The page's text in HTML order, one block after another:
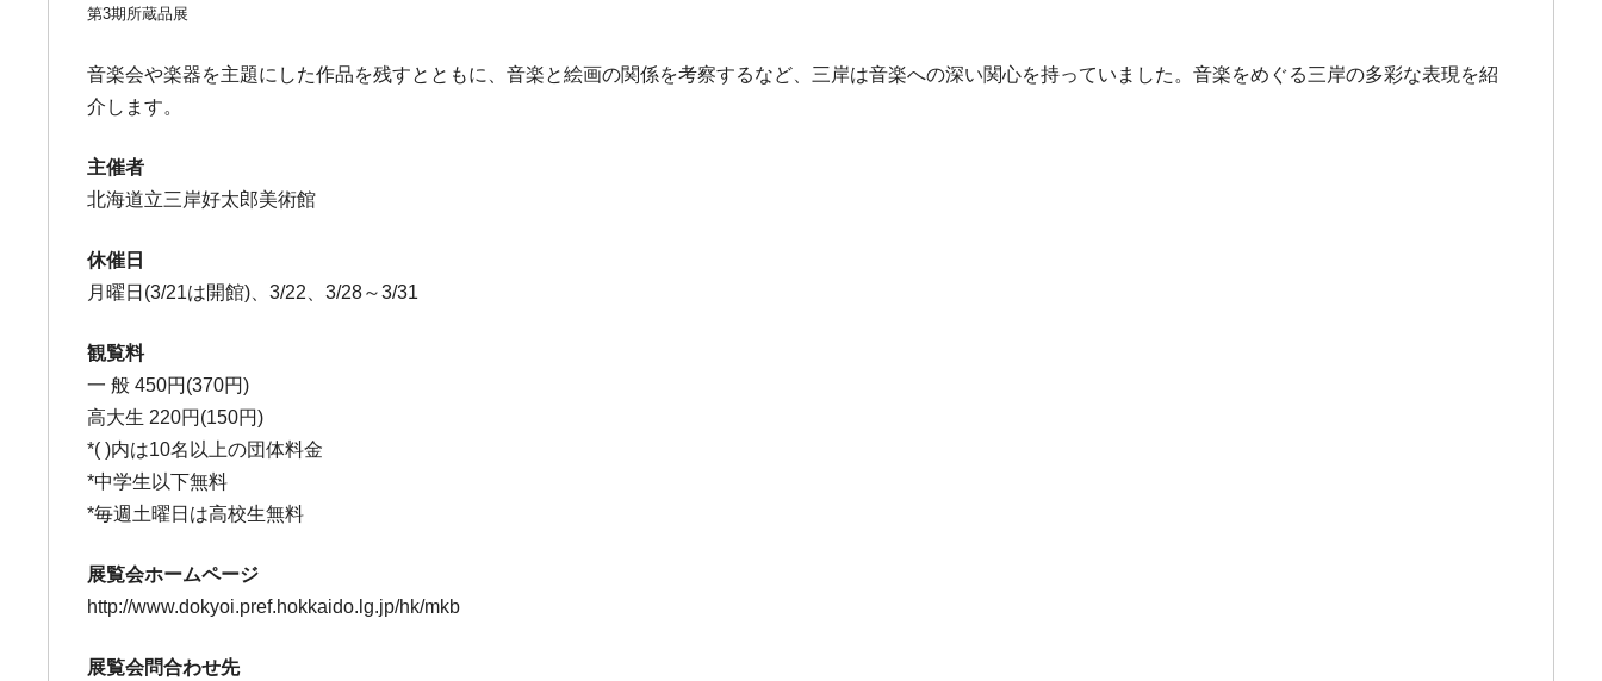
第3期所蔵品展
音楽会や楽器を主題にした作品を残すとともに、音楽と絵画の関係を考察するなど、三岸は音楽への深い関心を持っていました。音楽をめぐる三岸の多彩な表現を紹
介します。
主催者
北海道立三岸好太郎美術館
休催日
月曜日(3/21は開館)、3/22、3/28～3/31
観覧料
一 般 450円(370円)
高大生 220円(150円)
*( )内は10名以上の団体料金
*中学生以下無料
*毎週土曜日は高校生無料
展覧会ホームページ
http://www.dokyoi.pref.hokkaido.lg.jp/hk/mkb
展覧会問合わせ先